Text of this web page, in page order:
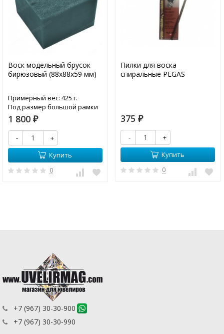
Воск модельный брусок
бирюзовый (88х88х59 мм)
Примерный вес: 425 г.
Под размер большой рамки
станка "СТРИЖ"
1 800 ₽
-
+
Купить
0
Пилки для воска
спиральные PEGAS
375 ₽
-
+
Купить
0
+7 (967) 30-30-900
+7 (967) 30-30-990